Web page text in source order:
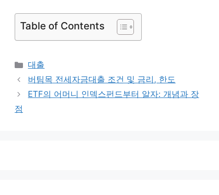
Table of Contents
카
테
리
대출
버팀목 전세자금대출 조건 및 금리, 한도
ETF의 어머니 인덱스펀드부터 알자: 개념과 장
점